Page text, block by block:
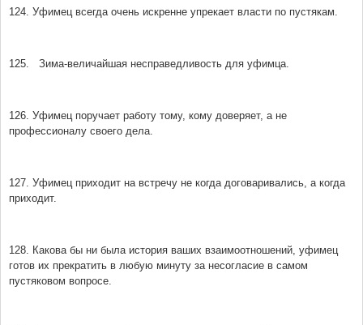
124. Уфимец всегда очень искренне упрекает власти по пустякам.
125. Зима-величайшая несправедливость для уфимца.
126. Уфимец поручает работу тому, кому доверяет, а не
профессионалу своего дела.
127. Уфимец приходит на встречу не когда договаривались, а когда
приходит.
128. Какова бы ни была история ваших взаимоотношений, уфимец
готов их прекратить в любую минуту за несогласие в самом
пустяковом вопросе.